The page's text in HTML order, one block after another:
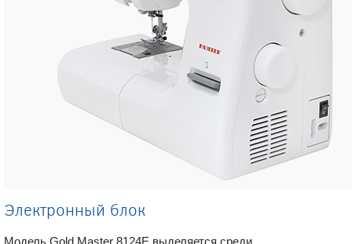
Электронный блок
Модель Gold Master 8124E выделяется среди